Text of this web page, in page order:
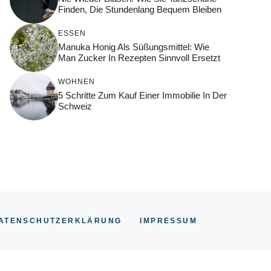
Finden, Die Stundenlang Bequem Bleiben
ESSEN
Manuka Honig Als Süßungsmittel: Wie
Man Zucker In Rezepten Sinnvoll Ersetzt
WOHNEN
5 Schritte Zum Kauf Einer Immobilie In Der
Schweiz
IMPRESSUM